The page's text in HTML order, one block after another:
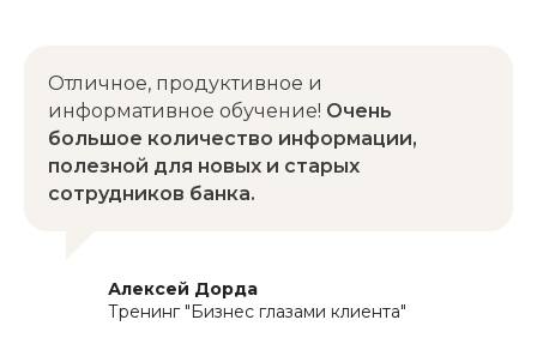
Отличное, продуктивное и
информативное обучение! Очень
большое количество информации,
полезной для новых и старых
сотрудников банка.
Алексей Дорда
Тренинг "Бизнес глазами клиента"